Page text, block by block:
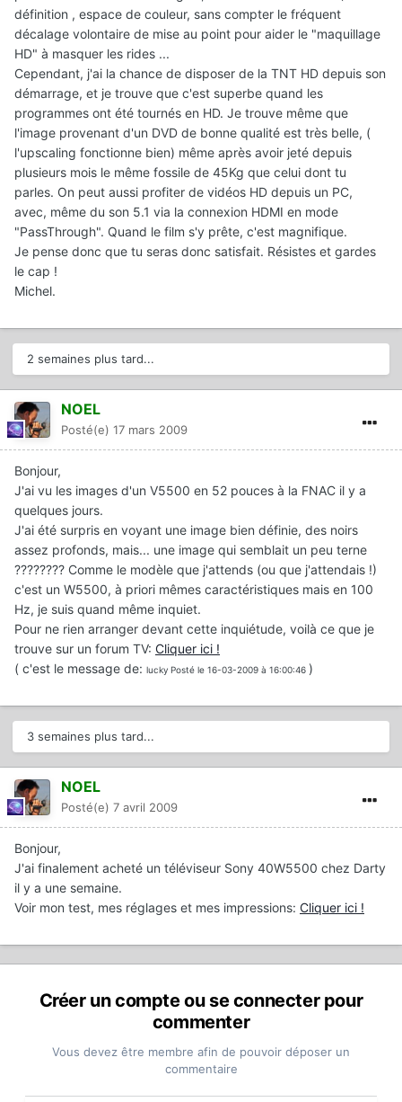
définition , espace de couleur, sans compter le fréquent
décalage volontaire de mise au point pour aider le "maquillage
HD" à masquer les rides ...
Cependant, j'ai la chance de disposer de la TNT HD depuis son
démarrage, et je trouve que c'est superbe quand les
programmes ont été tournés en HD. Je trouve même que
l'image provenant d'un DVD de bonne qualité est très belle, (
l'upscaling fonctionne bien) même après avoir jeté depuis
plusieurs mois le même fossile de 45Kg que celui dont tu
parles. On peut aussi profiter de vidéos HD depuis un PC,
avec, même du son 5.1 via la connexion HDMI en mode
"PassThrough". Quand le film s'y prête, c'est magnifique.
Je pense donc que tu seras donc satisfait. Résistes et gardes
le cap !
Michel.
2 semaines plus tard...
NOEL
Posté(e) 17 mars 2009
Bonjour,
J'ai vu les images d'un V5500 en 52 pouces à la FNAC il y a
quelques jours.
J'ai été surpris en voyant une image bien définie, des noirs
assez profonds, mais... une image qui semblait un peu terne
???????? Comme le modèle que j'attends (ou que j'attendais !)
c'est un W5500, à priori mêmes caractéristiques mais en 100
Hz, je suis quand même inquiet.
Pour ne rien arranger devant cette inquiétude, voilà ce que je
trouve sur un forum TV: Cliquer ici !
( c'est le message de: lucky Posté le 16-03-2009 à 16:00:46 )
3 semaines plus tard...
NOEL
Posté(e) 7 avril 2009
Bonjour,
J'ai finalement acheté un téléviseur Sony 40W5500 chez Darty
il y a une semaine.
Voir mon test, mes réglages et mes impressions: Cliquer ici !
Créer un compte ou se connecter pour
commenter
Vous devez être membre afin de pouvoir déposer un
commentaire